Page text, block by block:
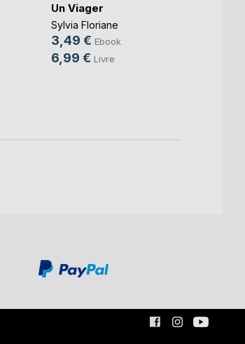
Un Viager
Sylvia Floriane
3,49 € Ebook
6,99 € Livre